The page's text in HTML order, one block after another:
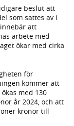
beslut att
som sattes av i
att
arbete med
ökar med cirka
för
kommer att
med 130
år 2024, och att
kronor till